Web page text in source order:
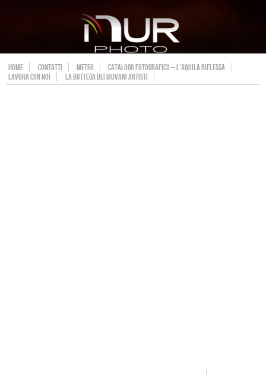
HOME CONTATTI METEO
CATALOGO FOTOGRAFICO – L’AQUILA RIFLESSA
LAVORA CON NOI
LA BOTTEGA DEI GIOVANI ARTISTI